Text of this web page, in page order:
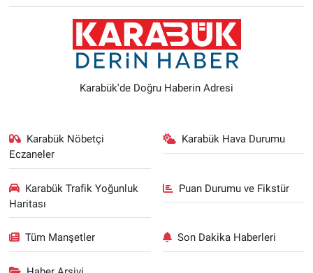
Karabük'de Doğru Haberin Adresi
Karabük Nöbetçi
Eczaneler
Karabük Hava Durumu
Karabük Trafik Yoğunluk
Haritası
Puan Durumu ve Fikstür
Tüm Manşetler Son Dakika Haberleri